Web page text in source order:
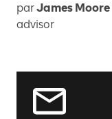
parJames Moore
advisor